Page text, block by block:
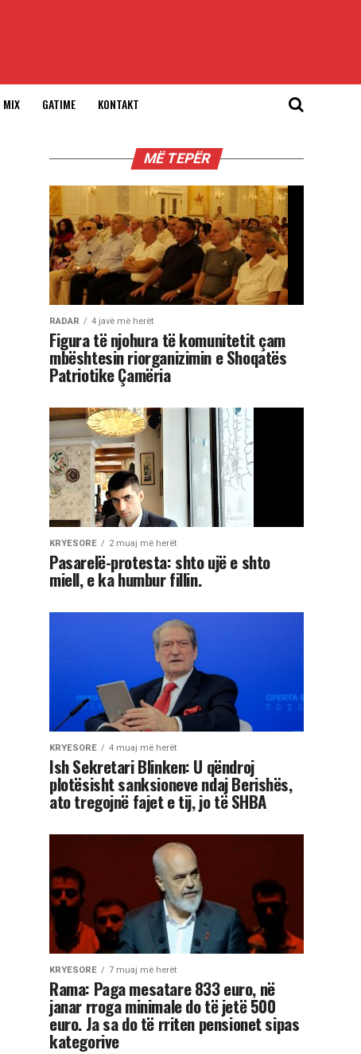
MIX GATIME KONTAKT
MË TEPËR
RADAR 4 javë më herët
Figura të njohura të komunitetit çam
mbështesin riorganizimin e Shoqatës
Patriotike Çamëria
KRYESORE 2 muaj më herët
Pasarelë-protesta: shto ujë e shto
miell, e ka humbur fillin.
KRYESORE 4 muaj më herët
Ish Sekretari Blinken: U qëndroj
plotësisht sanksioneve ndaj Berishës,
ato tregojnë fajet e tij, jo të SHBA
KRYESORE 7 muaj më herët
Rama: Paga mesatare 833 euro, në
janar rroga minimale do të jetë 500
euro. Ja sa do të rriten pensionet sipas
kategorive